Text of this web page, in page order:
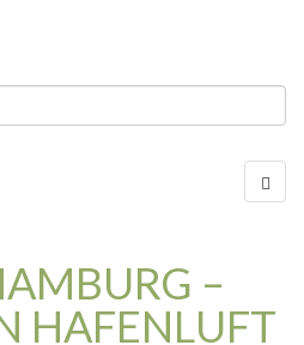
–
HAFENLUFT